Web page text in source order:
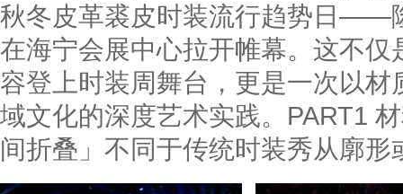
秋冬皮革裘皮时装流行趋势日——
在海宁会展中心拉开帷幕。这不
容登上时装周舞台，更是一次以
域文化的深度艺术实践。PART1
间折叠」不同于传统时装秀从廓